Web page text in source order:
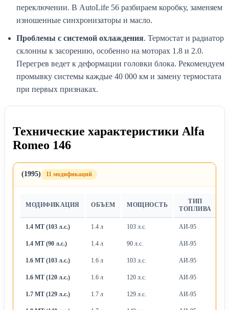
переключении. В AutoLife 56 разбираем коробку, заменяем
изношенные синхронизаторы и масло.
Проблемы с системой охлаждения. Термостат и радиатор
склонны к засорению, особенно на моторах 1.8 и 2.0.
Перегрев ведет к деформации головки блока. Рекомендуем
промывку системы каждые 40 000 км и замену термостата
при первых признаках.
Технические характеристики Alfa
Romeo 146
(1995) 11 модификаций
МОДИФИКАЦИЯ ОБЪЕМ МОЩНОСТЬ
ТИП
ТОПЛИВА
1.4 MT (103 л.с.) 1.4 л 103 л.с. АИ-95
1.4 MT (90 л.с.) 1.4 л 90 л.с. АИ-95
1.6 MT (103 л.с.) 1.6 л 103 л.с. АИ-95
1.6 MT (120 л.с.) 1.6 л 120 л.с. АИ-95
1.7 MT (129 л.с.) 1.7 л 129 л.с. АИ-95